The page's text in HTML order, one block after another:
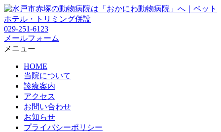
029-251-6123
メールフォーム
メニュー
HOME
当院について
診療案内
アクセス
お問い合わせ
お知らせ
プライバシーポリシー